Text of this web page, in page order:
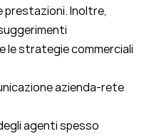
Inoltre,
le strategie commerciali
azienda-rete
agenti spesso